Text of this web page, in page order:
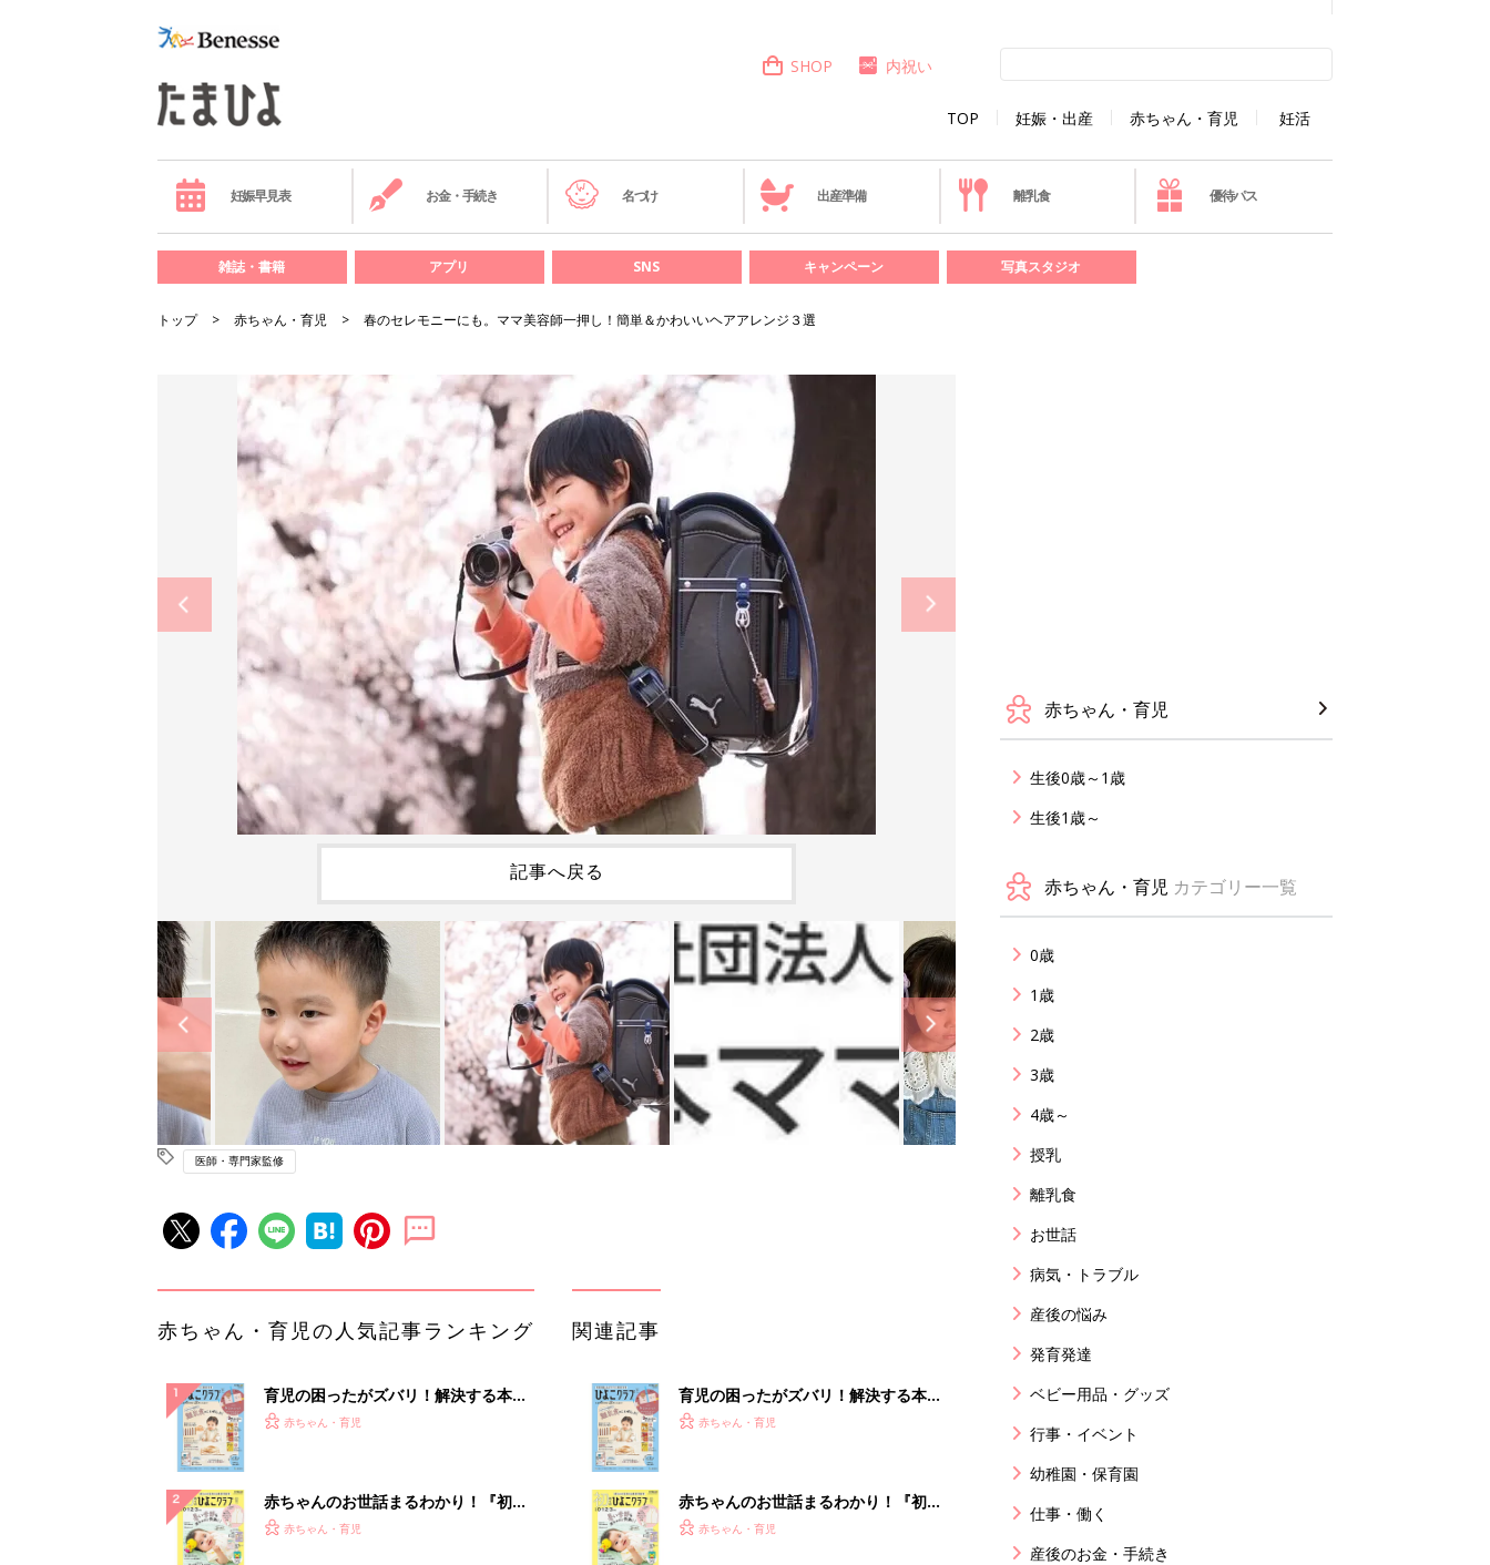
TOP 妊娠・出産 赤ちゃん・育児 妊活
SHOP 内祝い
妊娠早見表 お金・手続き 名づけ 出産準備 離乳食 優待パス
雑誌・書籍 アプリ SNS キャンペーン 写真スタジオ
トップ 赤ちゃん・育児 春のセレモニーにも。ママ美容師一押し！簡単＆かわいいヘアアレンジ３選
記事へ戻る
医師・専門家監修
赤ちゃん・育児の人気記事ランキング
育児の困ったがズバリ！解決する本
『ひよこクラブ 秋号』 4カ月～2才
赤ちゃん・育児
赤ちゃんのお世話まるわかり！『初め
てのひよこクラブ 夏号』〈巻頭大特
赤ちゃん・育児
関連記事
育児の困ったがズバリ！解決する本
『ひよこクラブ 秋号』 4カ月～2才
赤ちゃん・育児
赤ちゃんのお世話まるわかり！『初め
てのひよこクラブ 夏号』〈巻頭大特
赤ちゃん・育児
赤ちゃん・育児
生後0歳～1歳
生後1歳～
赤ちゃん・育児 カテゴリー一覧
0歳
1歳
2歳
3歳
4歳～
授乳
離乳食
お世話
病気・トラブル
産後の悩み
発育発達
ベビー用品・グッズ
行事・イベント
幼稚園・保育園
仕事・働く
産後のお金・手続き